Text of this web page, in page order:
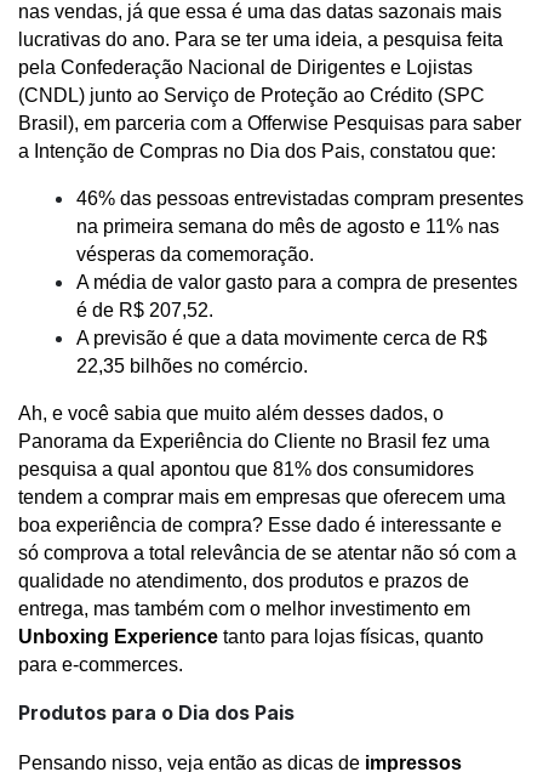
nas vendas, já que essa é uma das datas sazonais mais
lucrativas do ano. Para se ter uma ideia, a pesquisa feita
pela Confederação Nacional de Dirigentes e Lojistas
(CNDL) junto ao Serviço de Proteção ao Crédito (SPC
Brasil), em parceria com a Offerwise Pesquisas para saber
a Intenção de Compras no Dia dos Pais, constatou que:
46% das pessoas entrevistadas compram presentes
na primeira semana do mês de agosto e 11% nas
vésperas da comemoração.
A média de valor gasto para a compra de presentes
é de R$ 207,52.
A previsão é que a data movimente cerca de R$
22,35 bilhões no comércio.
Ah, e você sabia que muito além desses dados, o
Panorama da Experiência do Cliente no Brasil fez uma
pesquisa a qual apontou que 81% dos consumidores
tendem a comprar mais em empresas que oferecem uma
boa experiência de compra? Esse dado é interessante e
só comprova a total relevância de se atentar não só com a
qualidade no atendimento, dos produtos e prazos de
Unboxing Experience tanto para lojas físicas, quanto
para e-commerces.
Produtos para o Dia dos Pais
Pensando nisso, veja então as dicas de impressos